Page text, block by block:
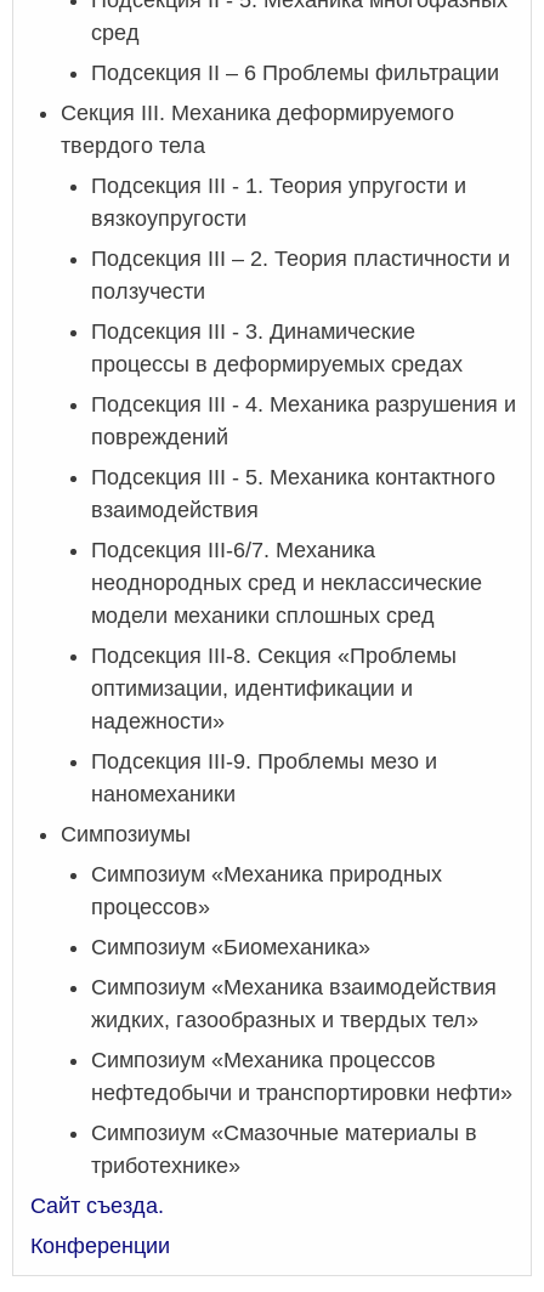
сред
Подсекция II – 6 Проблемы фильтрации
Секция III. Механика деформируемого
твердого тела
Подсекция III - 1. Теория упругости и
вязкоупругости
Подсекция III – 2. Теория пластичности и
ползучести
Подсекция III - 3. Динамические
процессы в деформируемых средах
Подсекция III - 4. Механика разрушения и
повреждений
Подсекция III - 5. Механика контактного
взаимодействия
Подсекция III-6/7. Механика
неоднородных сред и неклассические
модели механики сплошных сред
Подсекция III-8. Секция «Проблемы
оптимизации, идентификации и
надежности»
Подсекция III-9. Проблемы мезо и
наномеханики
Симпозиумы
Симпозиум «Механика природных
процессов»
Симпозиум «Биомеханика»
Симпозиум «Механика взаимодействия
жидких, газообразных и твердых тел»
Симпозиум «Механика процессов
нефтедобычи и транспортировки нефти»
Cимпозиум «Смазочные материалы в
триботехнике»
Сайт съезда.
Конференции